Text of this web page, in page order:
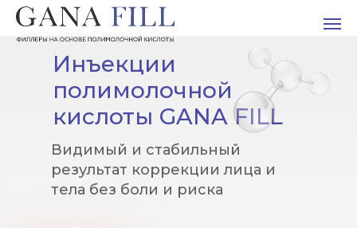
Инъекции
полимолочной
кислоты GANA FILL
Видимый и стабильный
результат коррекции лица и
тела без боли и риска